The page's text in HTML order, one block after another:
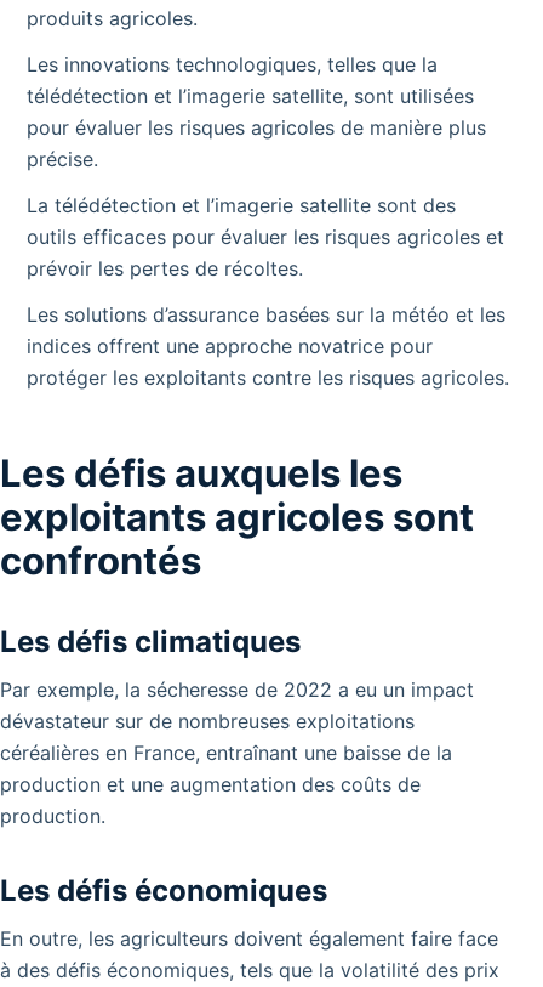
produits agricoles.
Les innovations technologiques, telles que la
télédétection et l’imagerie satellite, sont utilisées
pour évaluer les risques agricoles de manière plus
précise.
La télédétection et l’imagerie satellite sont des
outils efficaces pour évaluer les risques agricoles et
prévoir les pertes de récoltes.
Les solutions d’assurance basées sur la météo et les
indices offrent une approche novatrice pour
protéger les exploitants contre les risques agricoles.
Les défis auxquels les
exploitants agricoles sont
confrontés
Les défis climatiques
Par exemple, la sécheresse de 2022 a eu un impact
dévastateur sur de nombreuses exploitations
céréalières en France, entraînant une baisse de la
production et une augmentation des coûts de
production.
Les défis économiques
En outre, les agriculteurs doivent également faire face
à des défis économiques, tels que la volatilité des prix